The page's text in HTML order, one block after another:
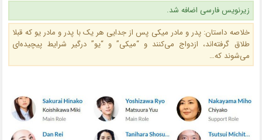
زیرنویس فارسی اضافه شد.
خلاصه داستان: پدر و مادر میکی پس از جدایی هر یک با پدر و مادر یو که قبلا
طلاق گرفته‌اند، ازدواج می‌کنند و “میکی” و “یو” درگیر شرایط پیچیده‌ای
می‌شوند که…